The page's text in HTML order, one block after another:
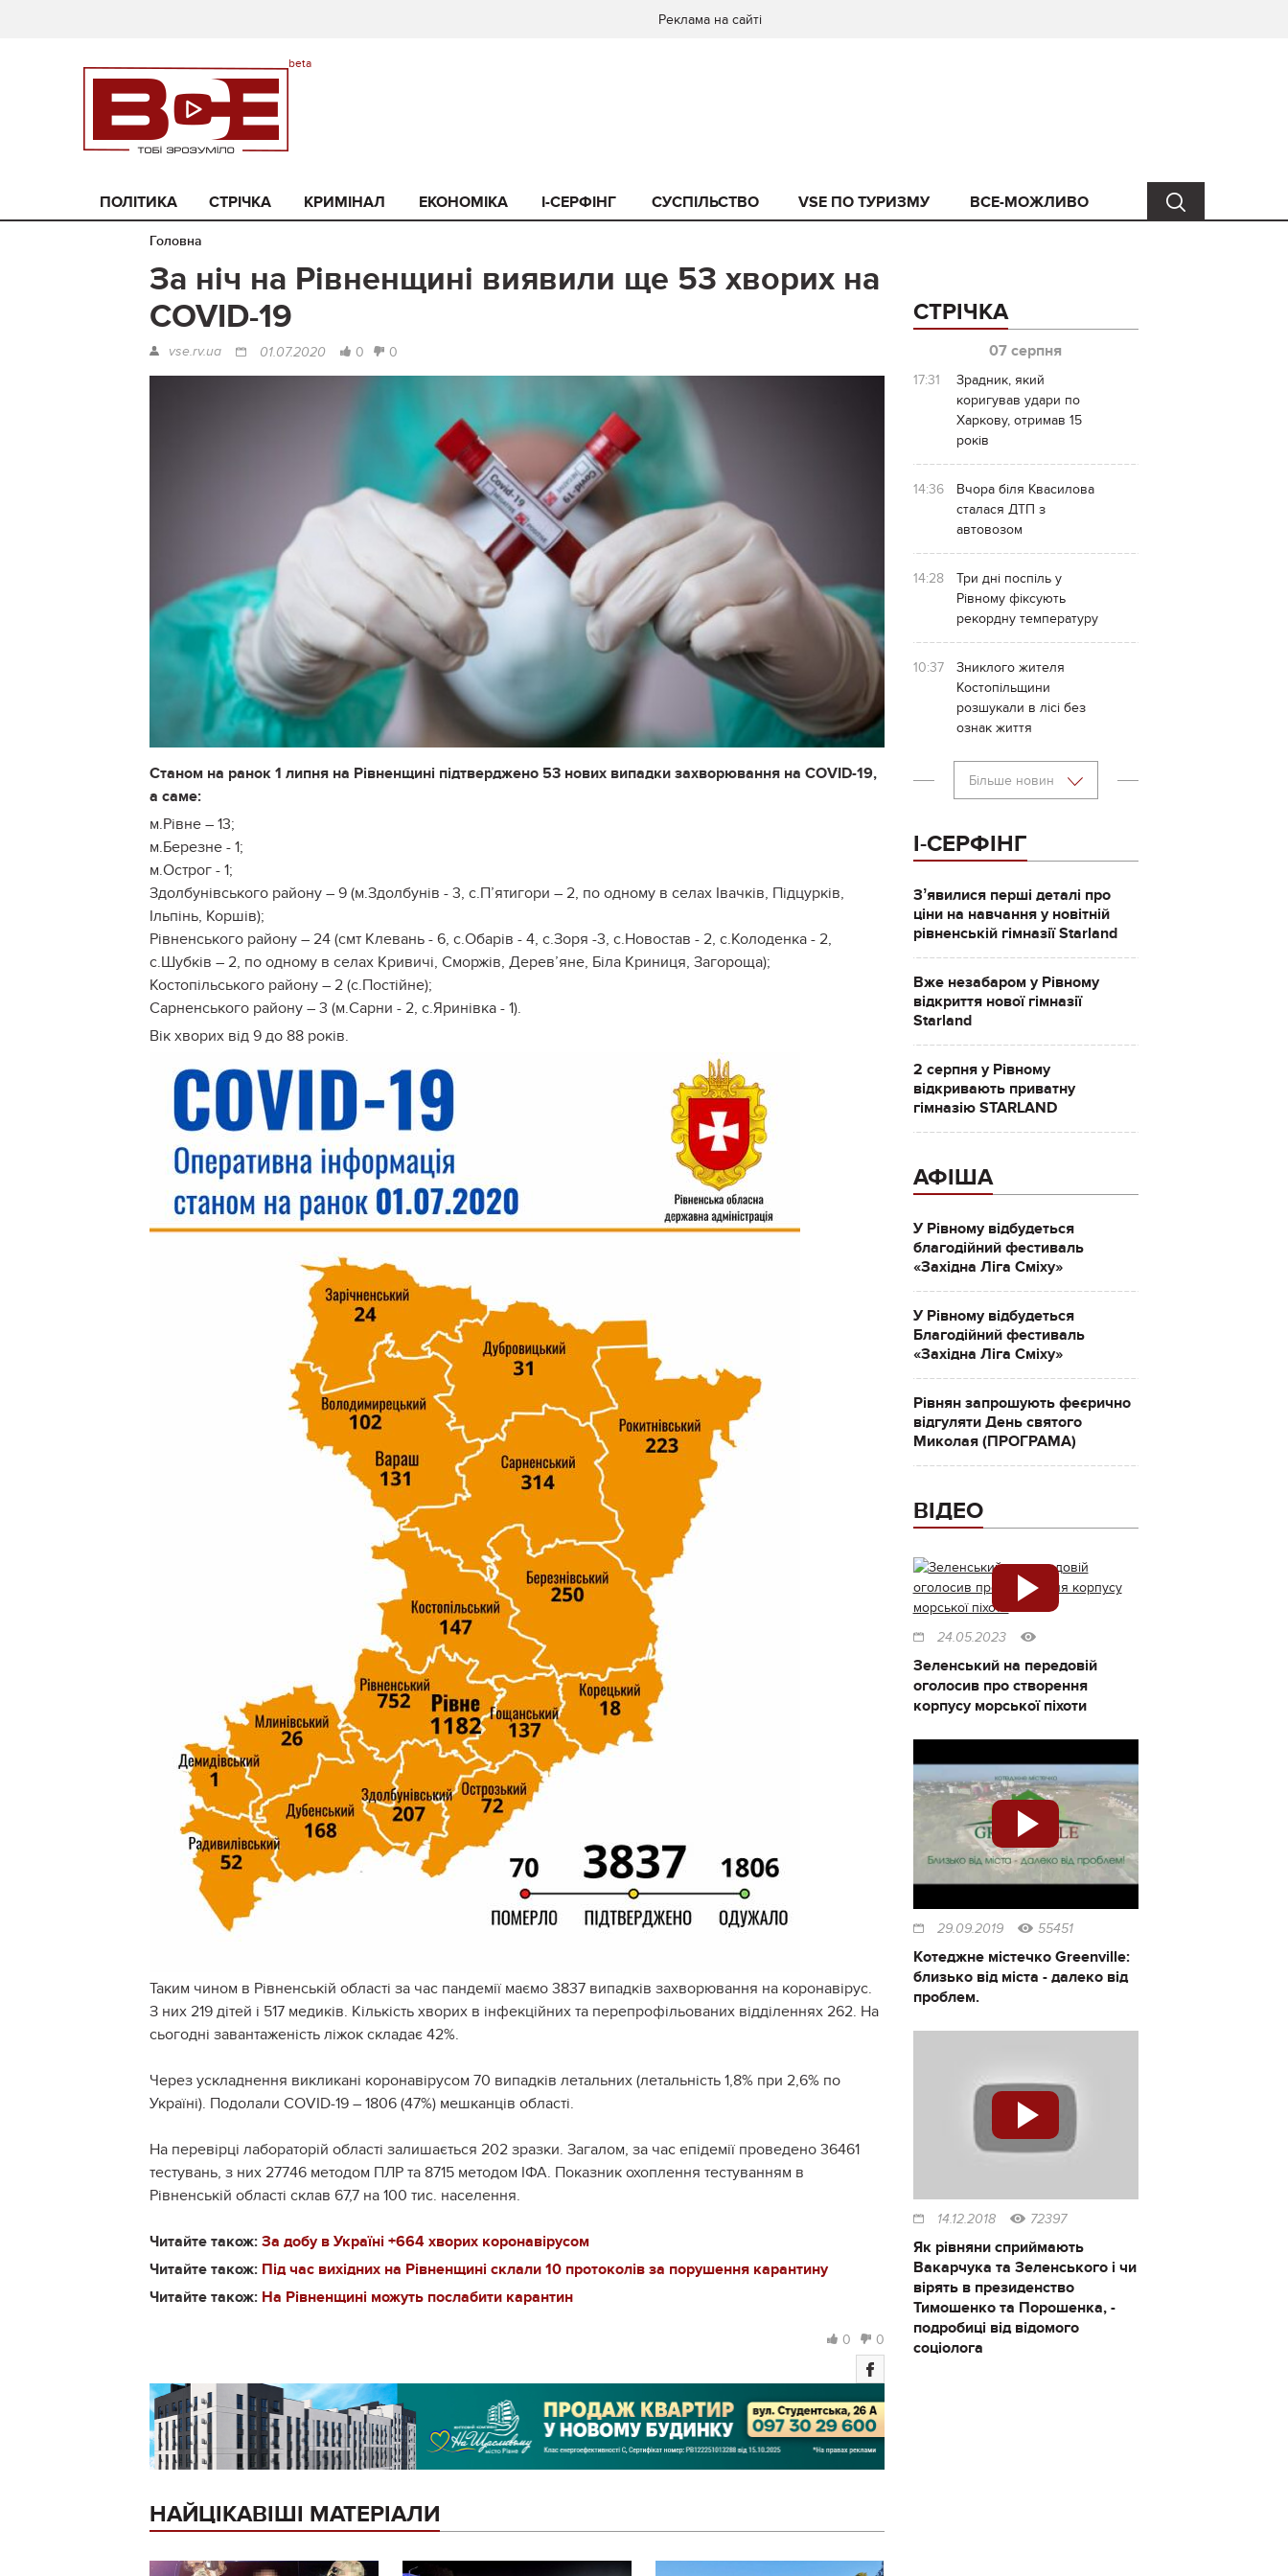
Реклама на сайті
ПОЛІТИКА СТРІЧКА КРИМІНАЛ ЕКОНОМІКА I-СЕРФІНГ СУСПІЛЬСТВО VSE ПО ТУРИЗМУ ВСЕ-МОЖЛИВО
Головна
За ніч на Рівненщині виявили ще 53 хворих на
COVID-19
vse.rv.ua 01.07.2020 0 0
Станом на ранок 1 липня на Рівненщині підтверджено 53 нових випадки захворювання на COVID-19,
а саме:
м.Рівне – 13;
м.Березне - 1;
м.Острог - 1;
Здолбунівського району – 9 (м.Здолбунів - 3, с.П’ятигори – 2, по одному в селах Івачків, Підцурків,
Ільпінь, Коршів);
Рівненського району – 24 (смт Клевань - 6, с.Обарів - 4, с.Зоря -3, с.Новостав - 2, с.Колоденка - 2,
с.Шубків – 2, по одному в селах Кривичі, Сморжів, Дерев’яне, Біла Криниця, Загороща);
Костопільського району – 2 (с.Постійне);
Сарненського району – 3 (м.Сарни - 2, с.Яринівка - 1).
Вік хворих від 9 до 88 років.
Таким чином в Рівненській області за час пандемії маємо 3837 випадків захворювання на коронавірус.
З них 219 дітей і 517 медиків. Кількість хворих в інфекційних та перепрофільованих відділеннях 262. На
сьогодні завантаженість ліжок складає 42%.
Через ускладнення викликані коронавірусом 70 випадків летальних (летальність 1,8% при 2,6% по
Україні). Подолали COVID-19 – 1806 (47%) мешканців області.
На перевірці лабораторій області залишається 202 зразки. Загалом, за час епідемії проведено 36461
тестувань, з них 27746 методом ПЛР та 8715 методом ІФА. Показник охоплення тестуванням в
Рівненській області склав 67,7 на 100 тис. населення.
Читайте також: За добу в Україні +664 хворих коронавірусом
Читайте також: Під час вихідних на Рівненщині склали 10 протоколів за порушення карантину
Читайте також: На Рівненщині можуть послабити карантин
0 0
НАЙЦІКАВІШІ МАТЕРІАЛИ
СТРІЧКА
07 серпня
17:31
Зрадник, який
коригував удари по
Харкову, отримав 15
років
14:36
Вчора біля Квасилова
сталася ДТП з
автовозом
14:28
Три дні поспіль у
Рівному фіксують
рекордну температуру
10:37
Зниклого жителя
Костопільщини
розшукали в лісі без
ознак життя
Більше новин
І-СЕРФІНГ
Зʼявилися перші деталі про
ціни на навчання у новітній
рівненській гімназії Starland
Вже незабаром у Рівному
відкриття нової гімназії
Starland
2 серпня у Рівному
відкривають приватну
гімназію STARLAND
АФІША
У Рівному відбудеться
благодійний фестиваль
«Західна Ліга Сміху»
У Рівному відбудеться
Благодійний фестиваль
«Західна Ліга Сміху»
Рівнян запрошують феєрично
відгуляти День святого
Миколая (ПРОГРАМА)
ВІДЕО
24.05.2023
Зеленський на передовій
оголосив про створення
корпусу морської піхоти
29.09.2019 55451
Котеджне містечко Greenville:
близько від міста - далеко від
проблем.
14.12.2018 72397
Як рівняни сприймають
Вакарчука та Зеленського і чи
вірять в президенство
Тимошенко та Порошенка, -
подробиці від відомого
соціолога